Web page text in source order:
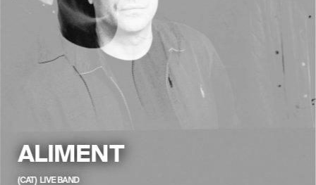
ALIMENT
(CAT)  LIVE BAND